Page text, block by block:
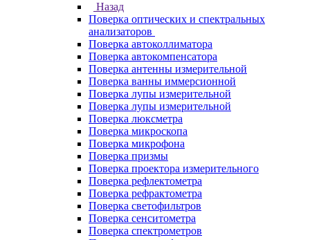
Назад
Поверка оптических и спектральных
анализаторов
Поверка автоколлиматора
Поверка автокомпенсатора
Поверка антенны измерительной
Поверка ванны иммерсионной
Поверка лупы измерительной
Поверка лупы измерительной
Поверка люксметра
Поверка микроскопа
Поверка микрофона
Поверка призмы
Поверка проектора измерительного
Поверка рефлектометра
Поверка рефрактометра
Поверка светофильтров
Поверка сенситометра
Поверка спектрометров